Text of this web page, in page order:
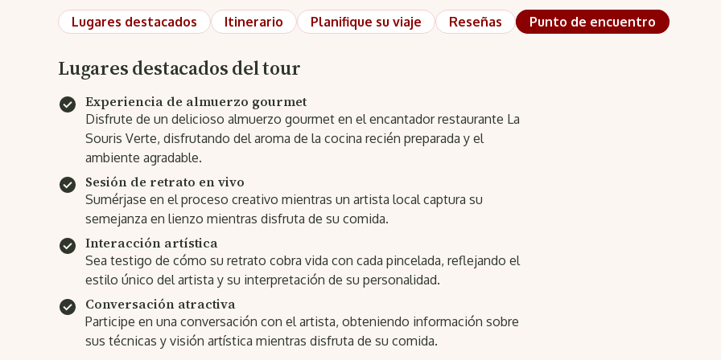
Lugares destacados Itinerario Planifique su viaje Reseñas Punto de encuentro
Lugares destacados del tour
Experiencia de almuerzo gourmet
Disfrute de un delicioso almuerzo gourmet en el encantador restaurante La
Souris Verte, disfrutando del aroma de la cocina recién preparada y el
ambiente agradable.
Sesión de retrato en vivo
Sumérjase en el proceso creativo mientras un artista local captura su
semejanza en lienzo mientras disfruta de su comida.
Interacción artística
Sea testigo de cómo su retrato cobra vida con cada pincelada, reflejando el
estilo único del artista y su interpretación de su personalidad.
Conversación atractiva
Participe en una conversación con el artista, obteniendo información sobre
sus técnicas y visión artística mientras disfruta de su comida.